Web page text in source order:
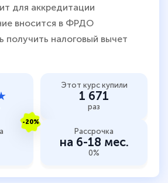
для аккредитации
вносится в ФРДО
получить налоговый вычет
Этот курс купили
1 671
раз
-20%
Рассрочка
на 6-18 мес.
0%